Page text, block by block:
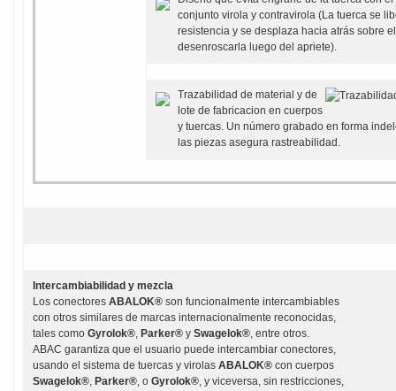
conjunto virola y contravirola (La tuerca se
resistencia y se desplaza hacia atrás sobre
desenroscarla luego del apriete).
Trazabilidad de material y de
lote de fabricacion en cuerpos
y tuercas. Un número grabado en forma
las piezas asegura rastreabilidad.
Intercambiabilidad y mezcla
Los conectores ABALOK® son funcionalmente intercambiables
con otros similares de marcas internacionalmente reconocidas,
tales como Gyrolok®, Parker® y Swagelok®, entre otros.
ABAC garantiza que el usuario puede intercambiar conectores,
usando el sistema de tuercas y virolas ABALOK® con cuerpos
Swagelok®, Parker®, o Gyrolok®, y viceversa, sin restricciones,